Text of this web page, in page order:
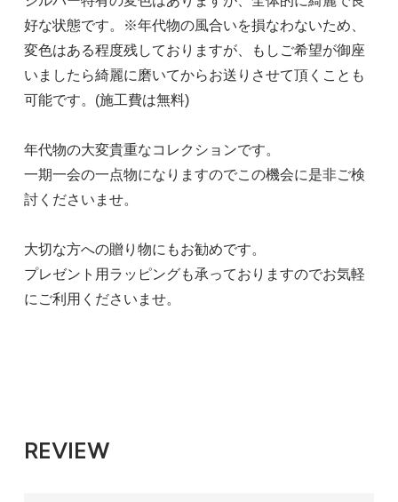
好な状態です。※年代物の風合いを損なわないため、
変色はある程度残しておりますが、もしご希望が御座
いましたら綺麗に磨いてからお送りさせて頂くことも
可能です。(施工費は無料)
年代物の大変貴重なコレクションです。
一期一会の一点物になりますのでこの機会に是非ご検
討くださいませ。
大切な方への贈り物にもお勧めです。
プレゼント用ラッピングも承っておりますのでお気軽
にご利用くださいませ。
REVIEW